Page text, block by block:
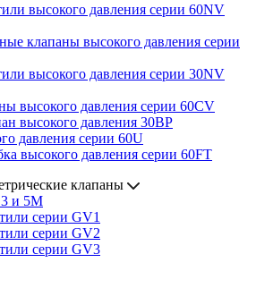
высокого давления серии 60NV
клапаны высокого давления серии
высокого давления серии 30NV
высокого давления серии 60CV
высокого давления 30BP
давления серии 60U
высокого давления серии 60FT
клапаны
3 и 5М
серии GV1
серии GV2
серии GV3